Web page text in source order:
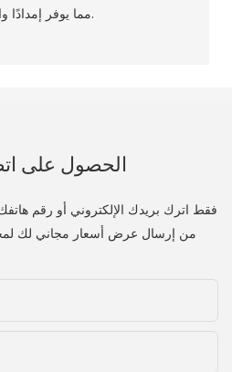
مما يوفر إمدادًا وافرًا لمختلف التطبيقات.
الحصول على
فقط اترك بريدك الإلكتروني أو رقم
من إرسال عرض أسعار مجاني لك